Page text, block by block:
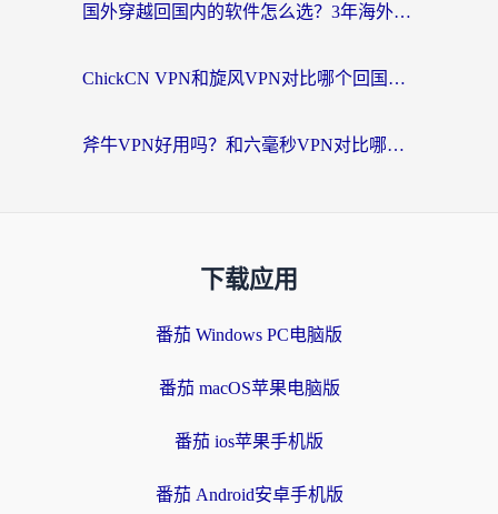
国外穿越回国内的软件怎么选？3年海外党亲测实用指南，告别地域限制
ChickCN VPN和旋风VPN对比哪个回国效果更好？海外党实测回国内网神器指南
斧牛VPN好用吗？和六毫秒VPN对比哪个回国效果更好？海外党亲测实用指南
下载应用
番茄 Windows PC电脑版
番茄 macOS苹果电脑版
番茄 ios苹果手机版
番茄 Android安卓手机版